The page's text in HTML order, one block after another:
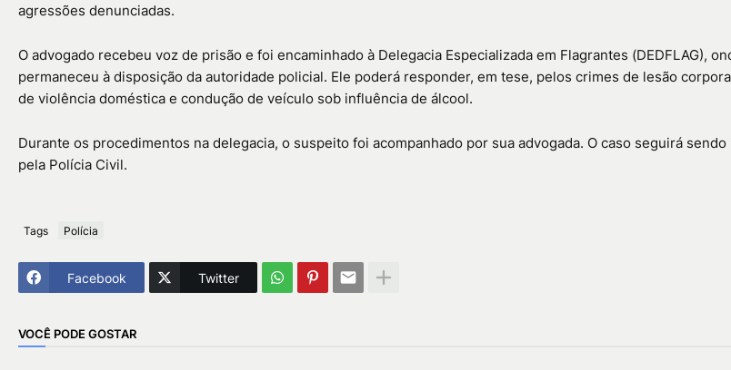
agressões denunciadas.
O advogado recebeu voz de prisão e foi encaminhado à Delegacia Especializada em Flagrantes (DEDFLAG),
permaneceu à disposição da autoridade policial. Ele poderá responder, em tese, pelos crimes de lesão
de violência doméstica e condução de veículo sob influência de álcool.
Durante os procedimentos na delegacia, o suspeito foi acompanhado por sua advogada. O caso seguirá
pela Polícia Civil.
Tags Polícia
Facebook Twitter
VOCÊ PODE GOSTAR